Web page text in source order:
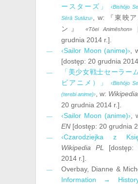
ースターズ」
‹Bishōjo
Sērā Sutāzu›
, w:
『東映
ン』
«Tōei Animēshon»
grudnia ‎2014 r.].
‹Sailor Moon (anime)› ,
[dostęp: 20 grudnia
「美少女戦士セーラー
ビアニメ）」
‹Bishōjo
(terebi anime)›
, w:
20 grudnia ‎2014 r.].
‹Sailor Moon (anime)› ,
EN [dostęp: 20 grudnia
‹Czarodziejka z
Wikipedia PL
[dostęp:
‎2014 r.].
Overbay, Dianne &
Information →